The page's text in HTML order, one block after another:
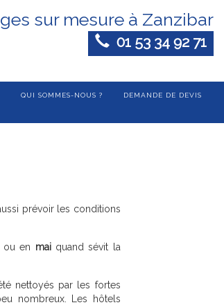
sur mesure à Zanzibar
01 53 34 92 71
QUI SOMMES-NOUS ? DEMANDE DE DEVIS
prévoir les conditions
en maiquand sévit la
nettoyés par les fortes
nombreux. Les hôtels